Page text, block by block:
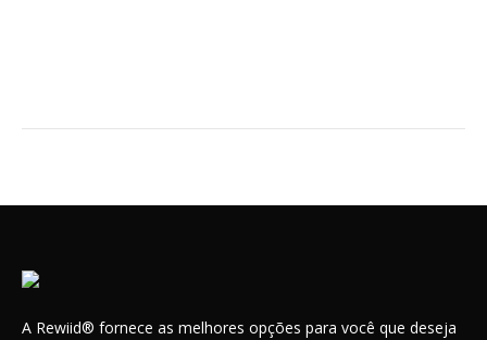
A Rewiid® fornece as melhores opções para você que deseja